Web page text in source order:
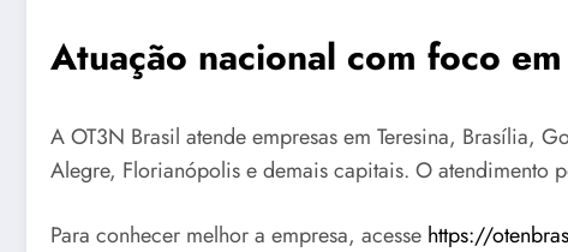
Atuação nacional com foco
A OT3N Brasil atende empresas em Teresina, Brasília,
Alegre, Florianópolis e demais capitais. O atendimento
Para conhecer melhor a empresa, acesse https://